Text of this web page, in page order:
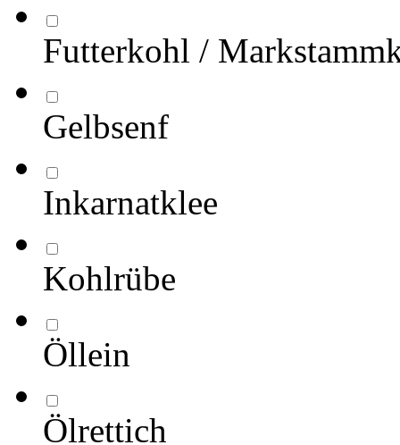
Futterkohl /
Gelbsenf
Inkarnatklee
Kohlrübe
Öllein
Ölrettich